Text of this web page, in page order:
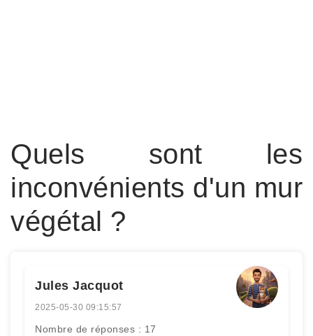
Quels sont les
inconvénients d'un mur
végétal ?
Jules Jacquot
2025-05-30 09:15:57
Nombre de réponses : 17